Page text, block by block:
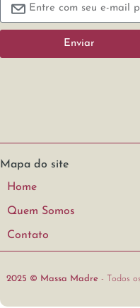
Enviar
Mapa do site
Home
Quem Somos
Contato
2025 © Massa Madre - Todos